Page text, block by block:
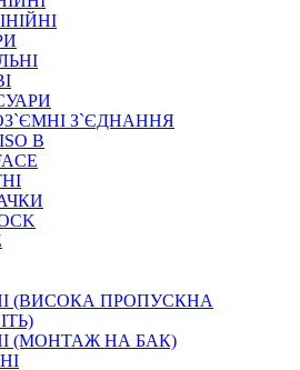
КЛЕМ, АКСЕСУАРІВ
МАНОМЕТРИ
З`ЄДНАННЯ
B
(ВИСОКА ПРОПУСКНА
(МОНТАЖ НА БАК)